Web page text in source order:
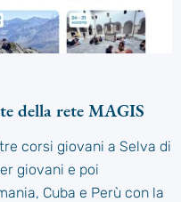
della rete MAGIS
corsi giovani a Selva di
giovani e poi
Cuba e Perù con la